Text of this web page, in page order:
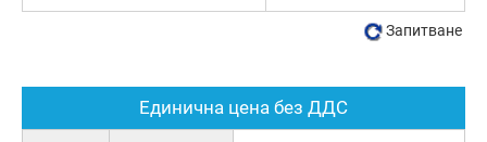
Единична цена без ДДС
Запитване